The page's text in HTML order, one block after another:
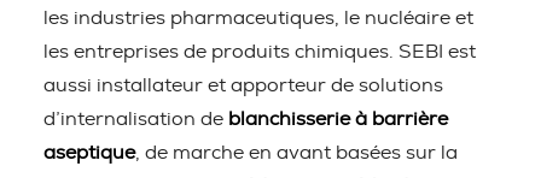
les industries pharmaceutiques, le nucléaire et
les entreprises de produits chimiques. SEBI est
aussi installateur et apporteur de solutions
d’internalisation de blanchisserie à barrière
aseptique, de marche en avant basées sur la